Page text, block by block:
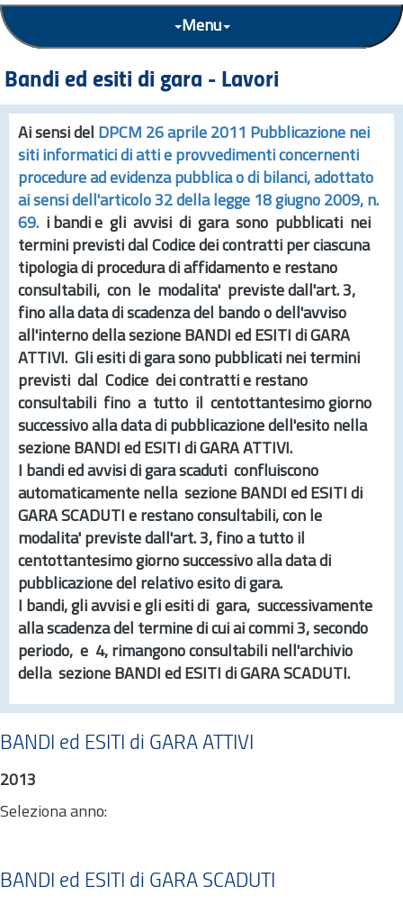
Menu
Bandi ed esiti di gara - Lavori
Ai sensi del DPCM 26 aprile 2011 Pubblicazione nei
siti informatici di atti e provvedimenti concernenti
procedure ad evidenza pubblica o di bilanci, adottato
ai sensi dell'articolo 32 della legge 18 giugno 2009, n.
69. i bandi e gli avvisi di gara sono pubblicati nei
termini previsti dal Codice dei contratti per ciascuna
tipologia di procedura di affidamento e restano
consultabili, con le modalita' previste dall'art. 3,
fino alla data di scadenza del bando o dell'avviso
all'interno della sezione BANDI ed ESITI di GARA
ATTIVI. Gli esiti di gara sono pubblicati nei termini
previsti dal Codice dei contratti e restano
consultabili fino a tutto il centottantesimo giorno
successivo alla data di pubblicazione dell'esito nella
sezione BANDI ed ESITI di GARA ATTIVI.
I bandi ed avvisi di gara scaduti confluiscono
automaticamente nella sezione BANDI ed ESITI di
GARA SCADUTI e restano consultabili, con le
modalita' previste dall'art. 3, fino a tutto il
centottantesimo giorno successivo alla data di
pubblicazione del relativo esito di gara.
I bandi, gli avvisi e gli esiti di gara, successivamente
alla scadenza del termine di cui ai commi 3, secondo
periodo, e 4, rimangono consultabili nell'archivio
della sezione BANDI ed ESITI di GARA SCADUTI.
BANDI ed ESITI di GARA ATTIVI
2013
Seleziona anno:
BANDI ed ESITI di GARA SCADUTI